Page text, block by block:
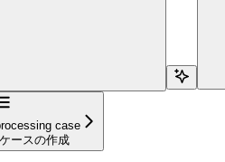
case
ースの作成